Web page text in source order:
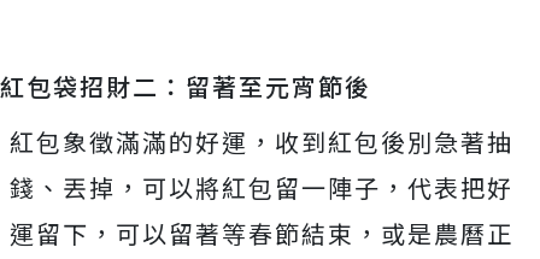
紅包袋招財二：留著至元宵節後
紅包象徵滿滿的好運，收到紅包後別急著抽
錢、丟掉，可以將紅包留一陣子，代表把好
運留下，可以留著等春節結束，或是農曆正